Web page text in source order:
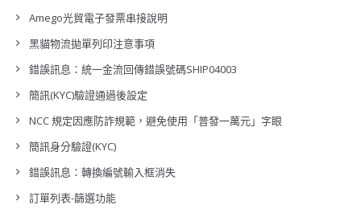
Amego光貿電子發票串接說明
黑貓物流拋單列印注意事項
錯誤訊息：統一金流回傳錯誤號碼SHIP04003
簡訊(KYC)驗證通過後設定
NCC 規定因應防詐規範，避免使用「普發一萬元」字眼
簡訊身分驗證(KYC)
錯誤訊息：轉換編號輸入框消失
訂單列表-篩選功能